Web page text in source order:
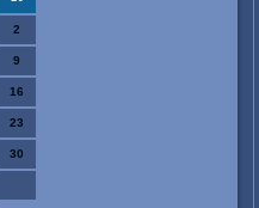
2
9
16
23
30